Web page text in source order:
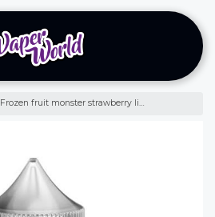
Frozen fruit monster strawberry lime salt 30ml - frutilla lima